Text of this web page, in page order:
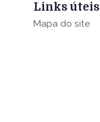
Links úteis
Mapa do site